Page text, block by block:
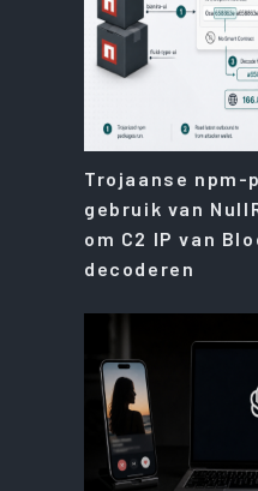
Trojaanse npm-
gebruik van
om C2 IP van
decoderen